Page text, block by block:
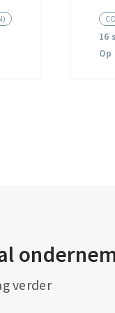
16
verder